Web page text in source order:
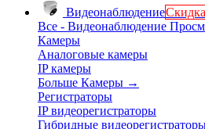
Видеонаблюдение
Все - Видеонаблюдение
Камеры
Аналоговые камеры
IP камеры
Больше Камеры →
Регистраторы
IP видеорегистраторы
Гибридные